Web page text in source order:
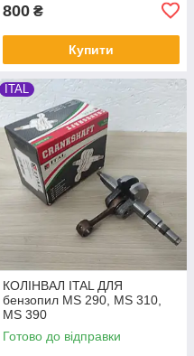
800 ₴
Купити
ITAL
КОЛІНВАЛ ITAL ДЛЯ
бензопил MS 290, MS 310,
MS 390
Готово до відправки